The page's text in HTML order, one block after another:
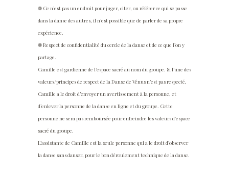
❁ Ce n’est pas un endroit pour juger, citer, ou référer ce qui se passe
dans la danse des autres, il n’est possible que de parler de sa propre
expérience.
❁ Respect de confidentialité du cercle de la danse et de ce que l’on y
partage.
Camille est gardienne de l’espace sacré au nom du groupe. Si l’une des
valeurs/principes de respect de la Danse de Vénus n’est pas respecté,
Camille a le droit d’envoyer un avertissement à la personne, et
d’enlever la personne de la danse en ligne et du groupe. Cette
personne ne sera pas remboursée pour enfreindre les valeurs d’espace
sacré du groupe.
L’assistante de Camille est la seule personne qui a le droit d’observer
la danse sans danser, pour le bon déroulement technique de la danse.